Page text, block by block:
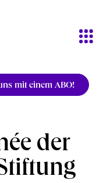
mit einem ABO!
der